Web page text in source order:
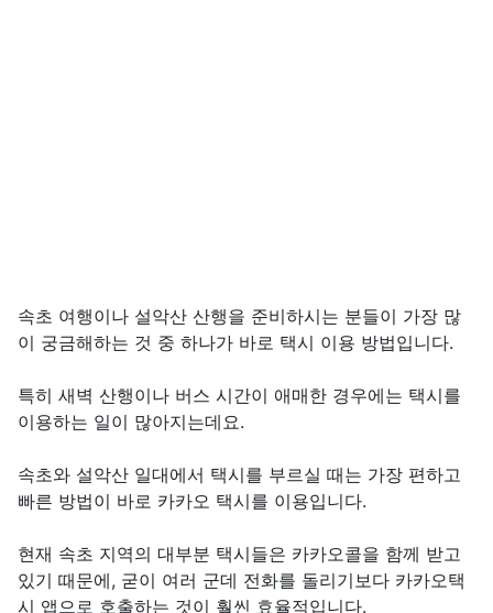
본문
속초 여행이나 설악산 산행을 준비하시는 분들이 가장 많
이 궁금해하는 것 중 하나가 바로 택시 이용 방법입니다.
특히 새벽 산행이나 버스 시간이 애매한 경우에는 택시를
이용하는 일이 많아지는데요.
속초와 설악산 일대에서 택시를 부르실 때는 가장 편하고
빠른 방법이 바로 카카오 택시를 이용입니다.
현재 속초 지역의 대부분 택시들은 카카오콜을 함께 받고
있기 때문에, 굳이 여러 군데 전화를 돌리기보다 카카오택
시 앱으로 호출하는 것이 훨씬 효율적입니다.